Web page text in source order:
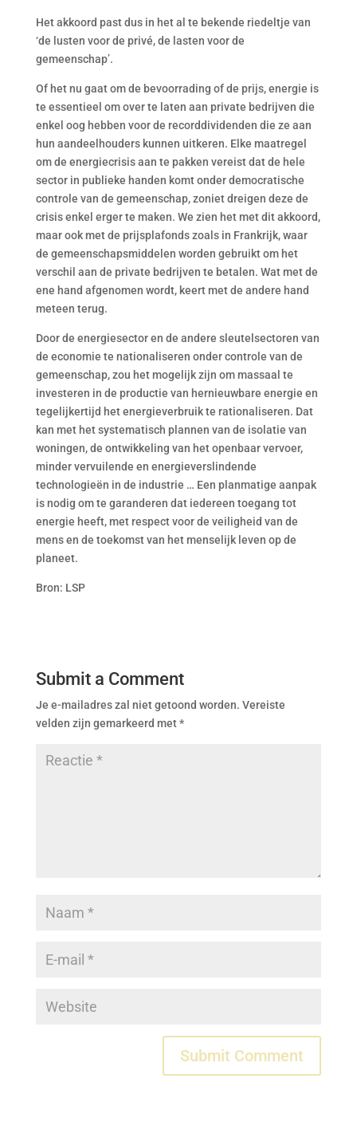
Het akkoord past dus in het al te bekende riedeltje van
‘de lusten voor de privé, de lasten voor de
gemeenschap’.
Of het nu gaat om de bevoorrading of de prijs, energie is
te essentieel om over te laten aan private bedrijven die
enkel oog hebben voor de recorddividenden die ze aan
hun aandeelhouders kunnen uitkeren. Elke maatregel
om de energiecrisis aan te pakken vereist dat de hele
sector in publieke handen komt onder democratische
controle van de gemeenschap, zoniet dreigen deze de
crisis enkel erger te maken. We zien het met dit akkoord,
maar ook met de prijsplafonds zoals in Frankrijk, waar
de gemeenschapsmiddelen worden gebruikt om het
verschil aan de private bedrijven te betalen. Wat met de
ene hand afgenomen wordt, keert met de andere hand
meteen terug.
Door de energiesector en de andere sleutelsectoren van
de economie te nationaliseren onder controle van de
gemeenschap, zou het mogelijk zijn om massaal te
investeren in de productie van hernieuwbare energie en
tegelijkertijd het energieverbruik te rationaliseren. Dat
kan met het systematisch plannen van de isolatie van
woningen, de ontwikkeling van het openbaar vervoer,
minder vervuilende en energieverslindende
technologieën in de industrie … Een planmatige aanpak
is nodig om te garanderen dat iedereen toegang tot
energie heeft, met respect voor de veiligheid van de
mens en de toekomst van het menselijk leven op de
planeet.
Bron: LSP
Submit a Comment
Je e-mailadres zal niet getoond worden. Vereiste
velden zijn gemarkeerd met*